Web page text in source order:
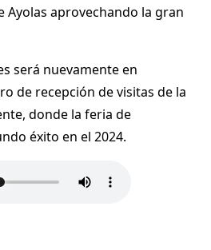
aprovechando la gran
será nuevamente en
de recepción de visitas de la
donde la feria de
éxito en el 2024.